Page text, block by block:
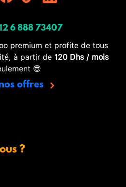
6 888 73407
premium et profite de tous
à partir de 120 Dhs / mois
😎
offres
?